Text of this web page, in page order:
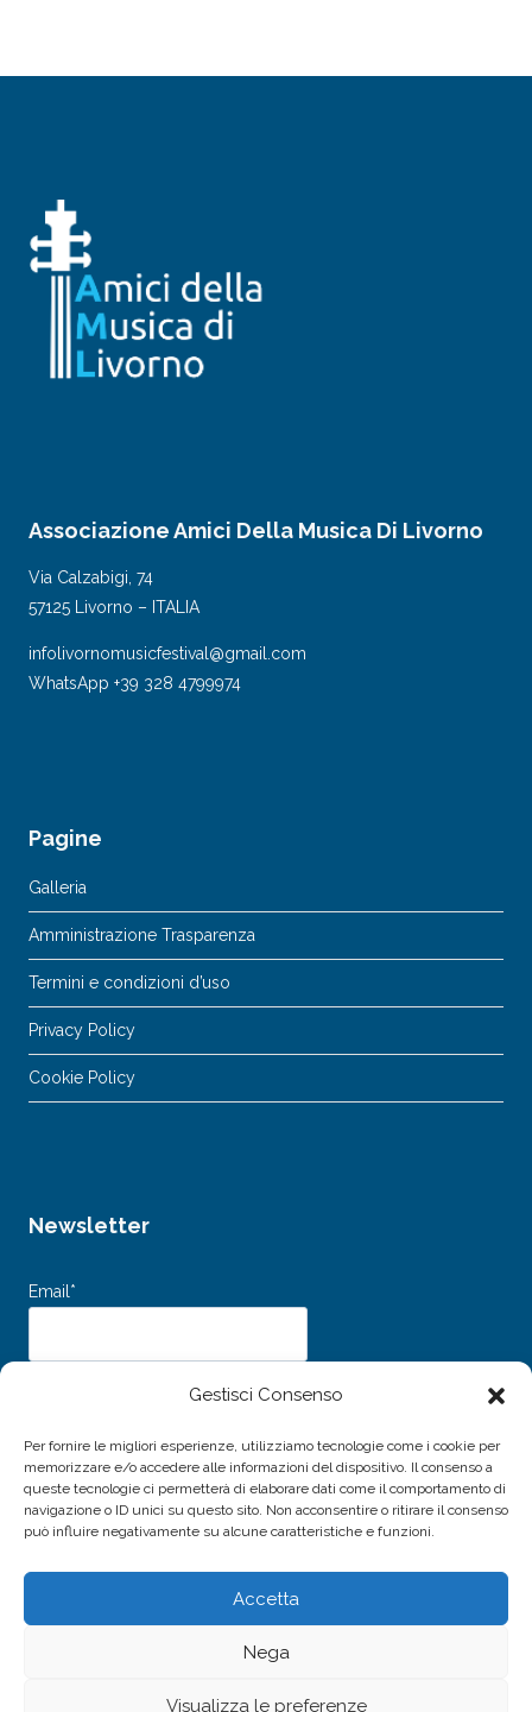
Gestisci Consenso
Per fornire le migliori esperienze, utilizziamo tecnologie come i cookie per
memorizzare e/o accedere alle informazioni del dispositivo. Il consenso a
queste tecnologie ci permetterà di elaborare dati come il comportamento di
navigazione o ID unici su questo sito. Non acconsentire o ritirare il consenso
può influire negativamente su alcune caratteristiche e funzioni.
Accetta
Nega
Visualizza le preferenze
Associazione Amici Della Musica Di Livorno
Via Calzabigi, 74
57125 Livorno – ITALIA
infolivornomusicfestival@gmail.com
WhatsApp +39 328 4799974
Pagine
Galleria
Amministrazione Trasparenza
Termini e condizioni d’uso
Privacy Policy
Cookie Policy
Newsletter
Email*
e acconsento al trattamento dei miei dati personali
© 2026 Associazione Amici della Musica di Livorno -